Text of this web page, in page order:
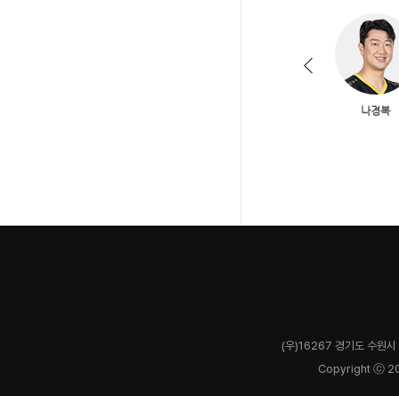
(우)16267 경기도 수원
Copyright ⓒ